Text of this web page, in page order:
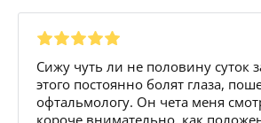
Сижу чуть ли не половину суток
этого постоянно болят глаза,
офтальмологу. Он чета меня
короче внимательно, как